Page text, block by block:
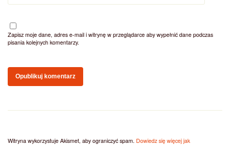
Zapisz moje dane, adres e-mail i witrynę w przeglądarce aby wypełnić dane podczas
pisania kolejnych komentarzy.
Witryna wykorzystuje Akismet, aby ograniczyć spam. Dowiedz się więcej jak